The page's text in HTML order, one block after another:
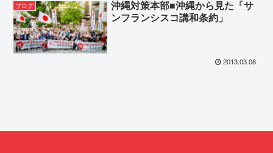
ブログ
沖縄対策本部■沖縄から見た「サ
ンフランシスコ講和条約」
2013.03.08